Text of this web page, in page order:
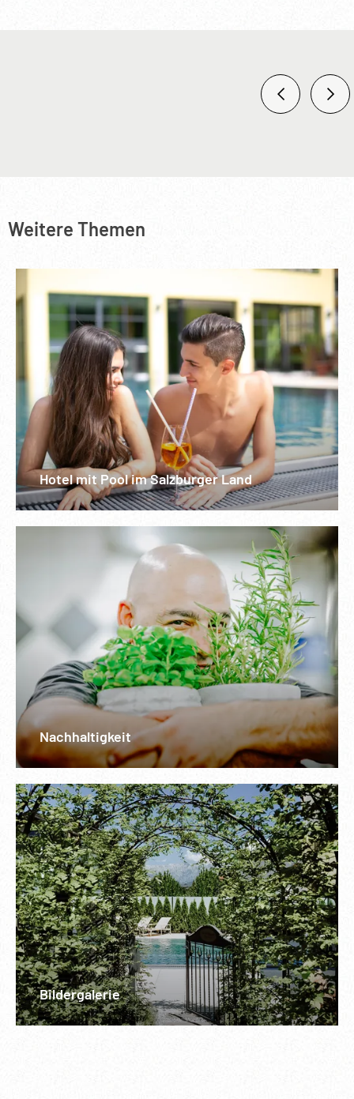
Weitere Themen
Hotel mit Pool im Salzburger Land
Nachhaltigkeit
Bildergalerie